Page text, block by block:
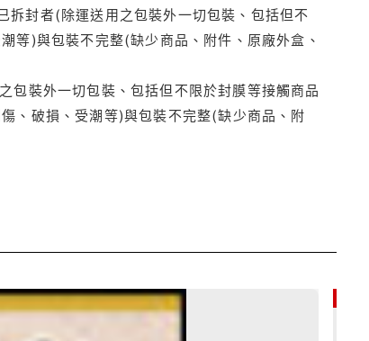
拆封者(除運送用之包裝外一切包裝、包括但不
等)與包裝不完整(缺少商品、附件、原廠外盒、
包裝外一切包裝、包括但不限於封膜等接觸商品
、破損、受潮等)與包裝不完整(缺少商品、附